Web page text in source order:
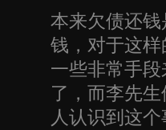
本来欠债还
钱，对于这
一些非常手
了，而李先
人认识到这